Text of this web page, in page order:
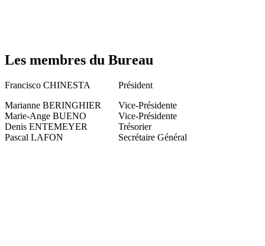
Les membres du Bureau
Francisco CHINESTA
Président
Marianne BERINGHIER
Vice-Présidente
Marie-Ange BUENO
Vice-Présidente
Denis ENTEMEYER
Trésorier
Pascal LAFON
Secrétaire Général